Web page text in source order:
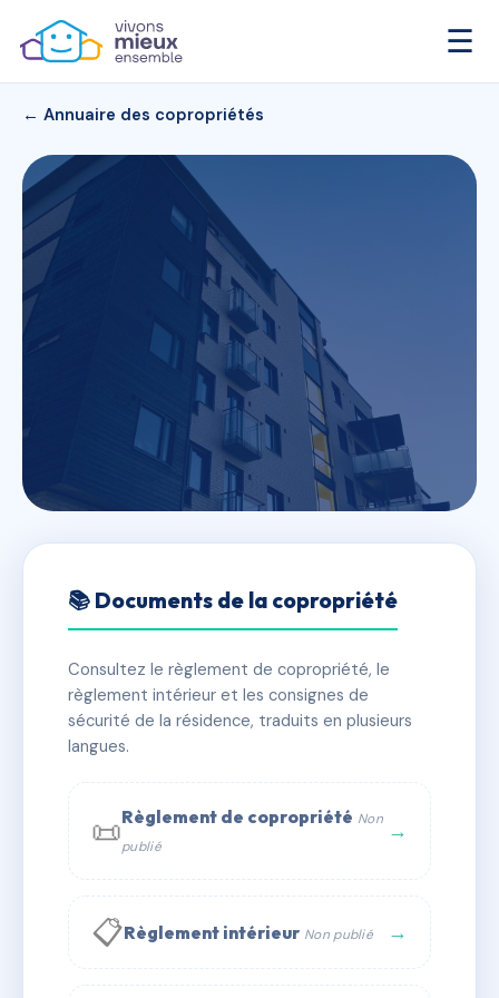
☰
← Annuaire des copropriétés
SDC PAUL AYMARD B
MORIERES LES AVIGNON
📍 2 r de la clef des champs 84310 Morières-lès-
Avignon
✓ Immatriculée
📞 Contacter Syndic Digital 💬 WhatsApp
✉ Email
📚 Documents de la copropriété
Consultez le règlement de copropriété, le
règlement intérieur et les consignes de
sécurité de la résidence, traduits en plusieurs
langues.
📜Règlement de copropriété Non
publié
→
📋Règlement intérieur Non publié →